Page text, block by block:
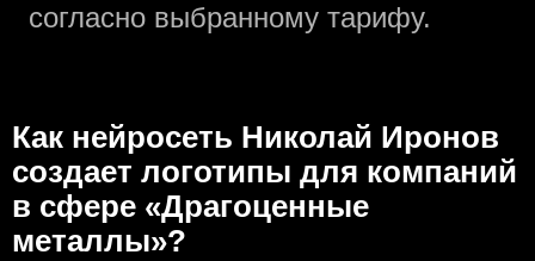
согласно выбранному тарифу.
Как нейросеть Николай Иронов
создаeт логотипы для компаний
в сфере «Драгоценные
металлы»?